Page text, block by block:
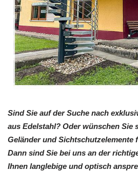
Sind Sie auf der Suche nach
aus Edelstahl? Oder wünschen Sie
Geländer und Sichtschutzelemente
Dann sind Sie bei uns an der
Ihnen langlebige und optisch